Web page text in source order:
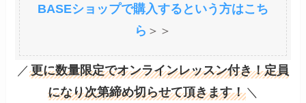
BASEショップで購入するという方はこち
ら ＞＞
／ 更に数量限定でオンラインレッスン付き！定員
になり次第締め切らせて頂きます！ ＼